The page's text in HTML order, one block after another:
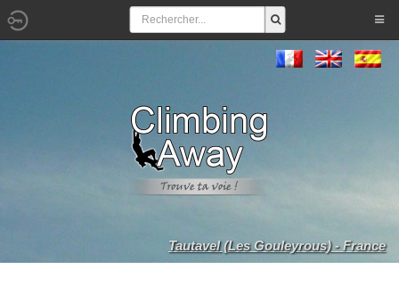
Tautavel (Les Gouleyrous) - France